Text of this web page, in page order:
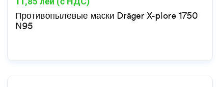
Противопылевые маски Dräger X-plore 1750
N95